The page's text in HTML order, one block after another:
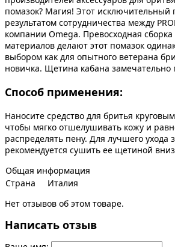
помазок? Магия! Этот исключительный
результатом сотрудничества между
компании Omega. Превосходная сборка
материалов делают этот помазок
выбором как для опытного ветерана
новичка. Щетина кабана замечательно
Способ применения:
Наносите средство для бритья
чтобы мягко отшелушивать кожу и
распределять пену. Для лучшего ухода
рекомендуется сушить ее щетиной
Общая информация
Страна
Италия
Нет отзывов об этом товаре.
Написать отзыв